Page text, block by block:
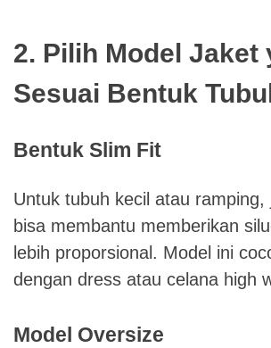
2. Pilih Model Jaket
Sesuai Bentuk
Bentuk Slim Fit
Untuk tubuh kecil atau ramping,
bisa membantu memberikan
lebih proporsional. Model ini
dengan dress atau celana high
Model Oversize